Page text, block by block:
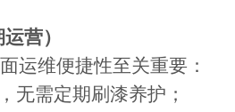
营）
运维便捷性至关重要：
无需定期刷漆养护；